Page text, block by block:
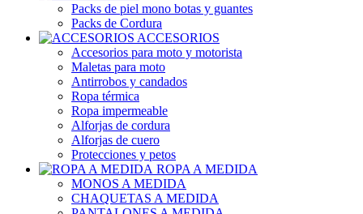
Packs de piel mono botas y guantes
Packs de Cordura
ACCESORIOS
Accesorios para moto y motorista
Maletas para moto
Antirrobos y candados
Ropa térmica
Ropa impermeable
Alforjas de cordura
Alforjas de cuero
Protecciones y petos
ROPA A MEDIDA
MONOS A MEDIDA
CHAQUETAS A MEDIDA